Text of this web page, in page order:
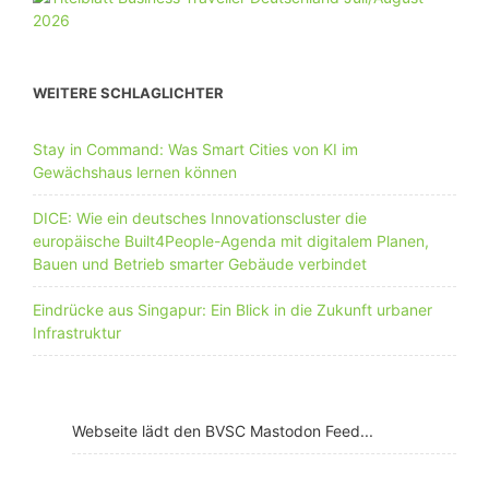
WEITERE SCHLAGLICHTER
Stay in Command: Was Smart Cities von KI im
Gewächshaus lernen können
DICE: Wie ein deutsches Innovationscluster die
europäische Built4People-Agenda mit digitalem Planen,
Bauen und Betrieb smarter Gebäude verbindet
Eindrücke aus Singapur: Ein Blick in die Zukunft urbaner
Infrastruktur
Webseite lädt den BVSC Mastodon Feed...